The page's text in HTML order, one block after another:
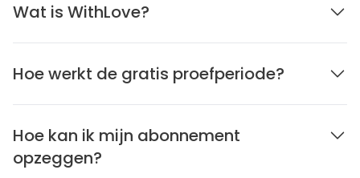
Wat is WithLove?
Hoe werkt de gratis proefperiode?
Hoe kan ik mijn abonnement
opzeggen?